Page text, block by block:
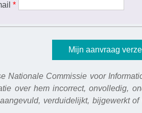
*
Nationale Commissie voor
over hem incorrect, onvolledig,
verduidelijkt, bijgewerkt